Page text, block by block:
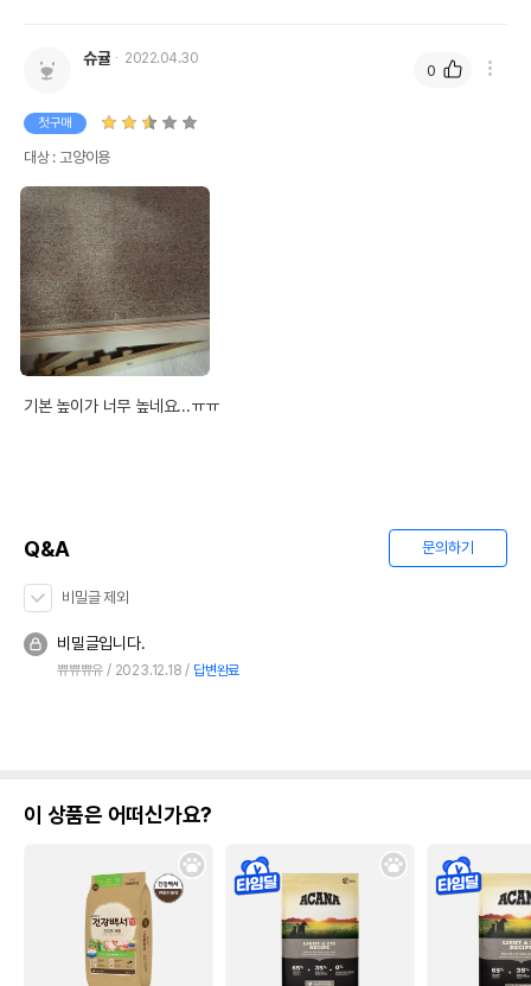
슈귤 2022.04.30
첫구매
대상 : 고양이용
기본 높이가 너무 높네요...ㅠㅠ
0
Q&A 문의하기
비밀글 제외
비밀글입니다.
쀼쀼쀼유 2023.12.18 답변완료
이 상품은 어떠신가요?